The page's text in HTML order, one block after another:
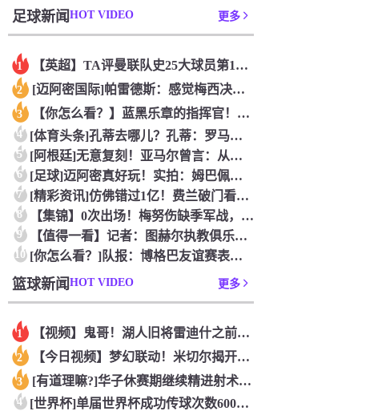
足球新闻 HOT VIDEO 更多
1 【英超】TA评曼联队史25大球员第12：“巴斯比宝贝”的绝佳
2 [迈阿密国际]帕雷德斯：感觉梅西决定了决赛是国家队最后一战，
3 【你怎么看？】蓝黑乐章的指挥官！优雅的波兰中场节拍器！
4 [体育头条]孔蒂去哪儿？孔蒂：罗马诺你小子给我管住嘴哈！
5 [阿根廷]无意复刻！亚马尔曾言：从没想过成为梅西，也不会穿他
6 [足球]迈阿密真好玩！实拍：姆巴佩和女友被路人拍到在夜店狂欢
7 [精彩资讯]仿佛错过1亿！费兰破门看台的西班牙传奇欢呼，拉莫
8 【集锦】0次出场！梅努伤缺季军战，整届1分钟没踢无缘世界杯首
9 【值得一看】记者：图赫尔执教俱乐部是淘汰赛专家，但在真正压力
10 [你怎么看？]队报：博格巴友谊赛表现不错 戈洛文可能加盟沙特
篮球新闻 HOT VIDEO 更多
1 【视频】鬼哥！湖人旧将雷迪什之前在立陶宛联赛大杀四方
2 【今日视频】梦幻联动！米切尔揭开安东内利的名字贴纸！
3 [有道理嘛?]华子休赛期继续精进射术！5个点位接球三分全部命
4 [世界杯]单届世界杯成功传球次数600+球员：罗德里本届75